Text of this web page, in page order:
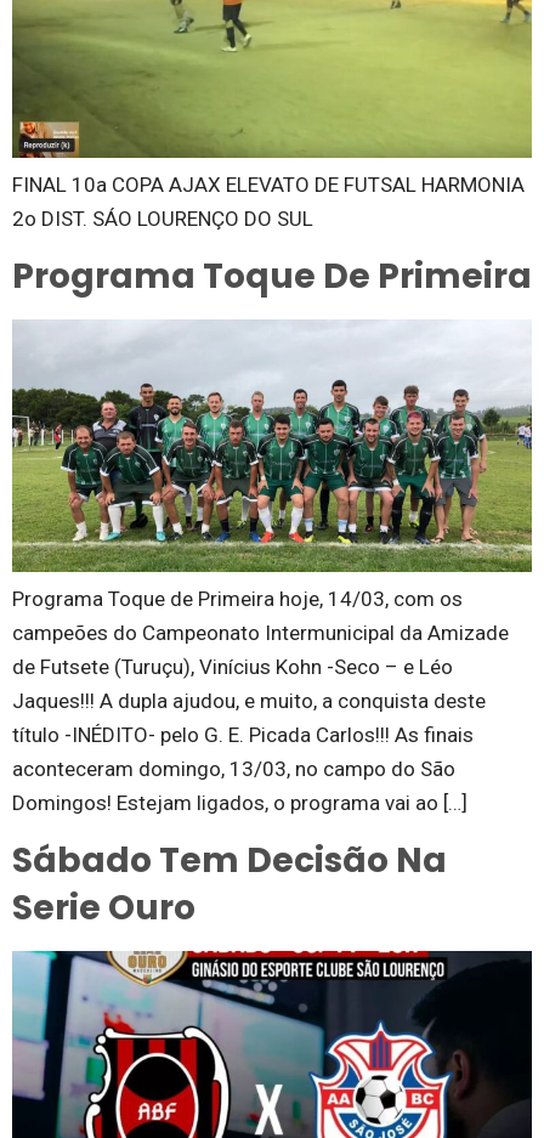
FINAL 10a COPA AJAX ELEVATO DE FUTSAL HARMONIA
2o DIST. SÁO LOURENÇO DO SUL
Programa Toque De Primeira
Programa Toque de Primeira hoje, 14/03, com os
campeões do Campeonato Intermunicipal da Amizade
de Futsete (Turuçu), Vinícius Kohn -Seco – e Léo
Jaques!!! A dupla ajudou, e muito, a conquista deste
título -INÉDITO- pelo G. E. Picada Carlos!!! As finais
aconteceram domingo, 13/03, no campo do São
Domingos! Estejam ligados, o programa vai ao […]
Sábado Tem Decisão Na
Serie Ouro